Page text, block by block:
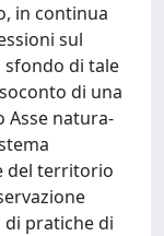
in continua
sul
di tale
di una
natura-
del territorio
pratiche di